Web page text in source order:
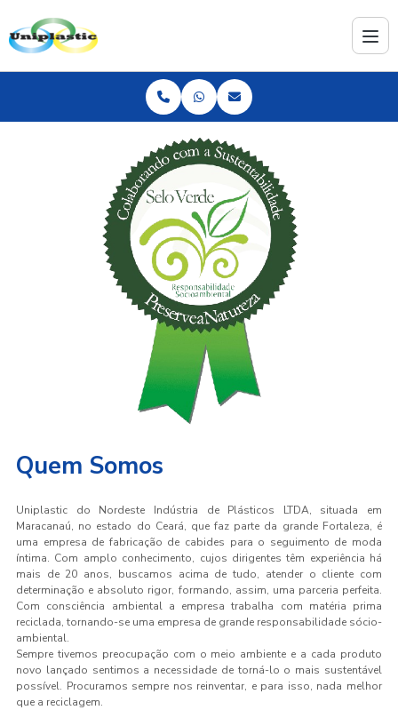
Quem Somos
Uniplastic do Nordeste Indústria de Plásticos LTDA, situada em
Maracanaú, no estado do Ceará, que faz parte da grande Fortaleza, é
uma empresa de fabricação de cabides para o seguimento de moda
íntima. Com amplo conhecimento, cujos dirigentes têm experiência há
mais de 20 anos, buscamos acima de tudo, atender o cliente com
determinação e absoluto rigor, formando, assim, uma parceria perfeita.
Com consciência ambiental a empresa trabalha com matéria prima
reciclada, tornando-se uma empresa de grande responsabilidade sócio-
ambiental.
Sempre tivemos preocupação com o meio ambiente e a cada produto
novo lançado sentimos a necessidade de torná-lo o mais sustentável
possível. Procuramos sempre nos reinventar, e para isso, nada melhor
que a reciclagem.